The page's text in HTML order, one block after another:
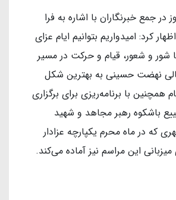
در جمع خبرنگاران با اشاره به فرا
کرد: امیدواریم بتوانیم ایام عزای
شور و شعور، قیام و حرکت در مسیر
نهضت حسینی به بهترین شکل
همچنین با برنامه‌ریزی برای برگزاری
باشکوه رهبر مجاهد و شهید
که در ماه محرم یکپارچه عزادار
این مراسم نیز آماده می‌کند.